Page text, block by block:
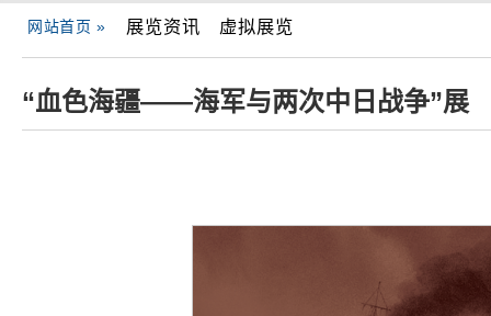
网站首页 » 展览资讯 虚拟展览
“血色海疆——海军与两次中日战争”展